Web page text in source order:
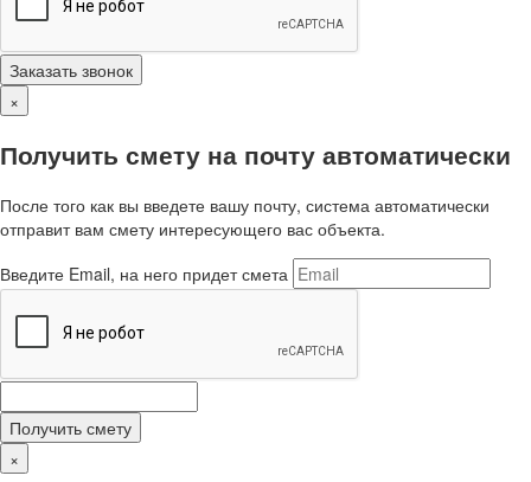
Заказать звонок
×
Получить смету на почту автоматически
После того как вы введете вашу почту, система автоматически
отправит вам смету интересующего вас объекта.
Введите Email, на него придет смета
Получить смету
×